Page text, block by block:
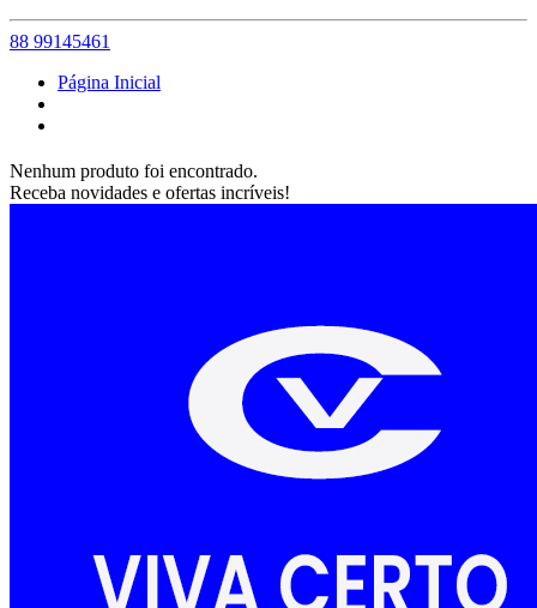
88 99145461
Página Inicial
Nenhum produto foi encontrado.
Receba novidades e ofertas incríveis!